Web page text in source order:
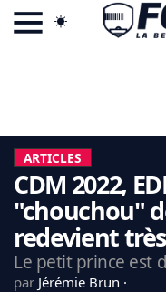
LA CHARTE
VIE PRIVÉE
CGU
CONTACTEZ-NOUS
ARTICLES
CDM 2022,
"chouchou"
redevient
Le petit prince est
par Jérémie Brun